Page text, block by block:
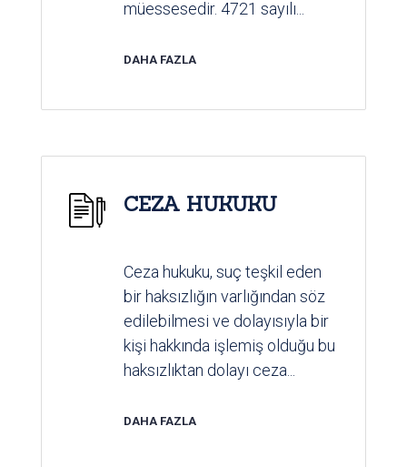
müessesedir. 4721 sayılı...
DAHA FAZLA
CEZA HUKUKU
Ceza hukuku, suç teşkil eden
bir haksızlığın varlığından söz
edilebilmesi ve dolayısıyla bir
kişi hakkında işlemiş olduğu bu
haksızlıktan dolayı ceza...
DAHA FAZLA